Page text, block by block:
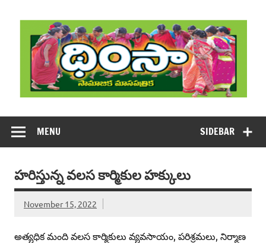
content
DHIMSA
SIDEBAR
MENU
హరిస్తున్న వలస కార్మికుల హక్కులు
November 15, 2022
అత్యధిక మంది వలస కార్మికులు వ్యవసాయం, పరిశ్రమలు, నిర్మాణ